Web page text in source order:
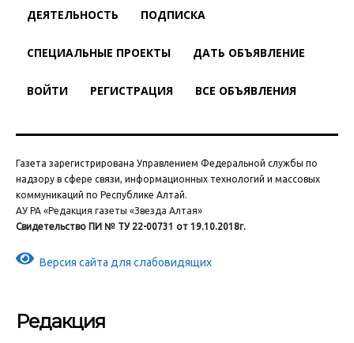
ДЕЯТЕЛЬНОСТЬ ПОДПИСКА
СПЕЦИАЛЬНЫЕ ПРОЕКТЫ ДАТЬ ОБЪЯВЛЕНИЕ
ВОЙТИ РЕГИСТРАЦИЯ ВСЕ ОБЪЯВЛЕНИЯ
Газета зарегистрирована Управлением Федеральной службы по
надзору в сфере связи, информационных технологий и массовых
коммуникаций по Республике Алтай.
АУ РА «Редакция газеты «Звезда Алтая»
Свидетельство ПИ № ТУ 22-00731 от 19.10.2018г.
Версия сайта для слабовидящих
Редакция